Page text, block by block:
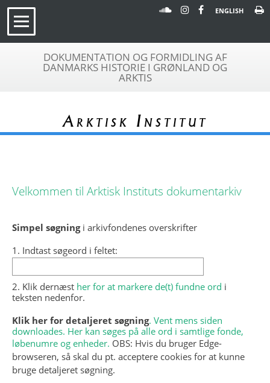
ENGLISH
DOKUMENTATION OG FORMIDLING AF
DANMARKS HISTORIE I GRØNLAND OG
ARKTIS
Arktisk Institut
Velkommen til Arktisk Instituts dokumentarkiv
Simpel søgningi arkivfondenes overskrifter
1. Indtast søgeord i feltet:
2. Klik dernæst her for at markere de(t) fundne ord i
teksten nedenfor.
Klik her for detaljeret søgning. Vent mens siden
downloades. Her kan søges på alle ord i samtlige fonde,
løbenumre og enheder. OBS: Hvis du bruger Edge-
browseren, så skal du pt. acceptere cookies for at kunne
bruge detaljeret søgning.